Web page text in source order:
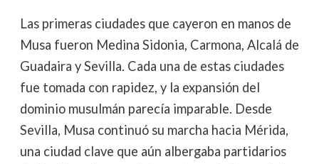
Las primeras ciudades que cayeron en manos de
Musa fueron Medina Sidonia, Carmona, Alcalá de
Guadaira y Sevilla. Cada una de estas ciudades
fue tomada con rapidez, y la expansión del
dominio musulmán parecía imparable. Desde
Sevilla, Musa continuó su marcha hacia Mérida,
una ciudad clave que aún albergaba partidarios